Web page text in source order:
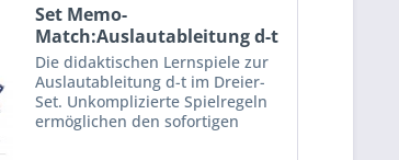
Set Memo-
Match:Auslautableitung d-t
Die didaktischen Lernspiele zur
Auslautableitung d-t im Dreier-
Set. Unkomplizierte Spielregeln
ermöglichen den sofortigen